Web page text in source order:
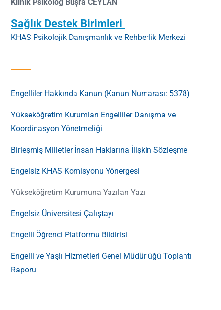
Klinik Psikolog Büşra CEYLAN
Sağlık Destek Birimleri
KHAS Psikolojik Danışmanlık ve Rehberlik Merkezi
Engelliler Hakkında Kanun (Kanun Numarası: 5378)
Yükseköğretim Kurumları Engelliler Danışma ve
Koordinasyon Yönetmeliği
Birleşmiş Milletler İnsan Haklarına İlişkin Sözleşme
Engelsiz KHAS Komisyonu Yönergesi
Yükseköğretim Kurumuna Yazılan Yazı
Engelsiz Üniversitesi Çalıştayı
Engelli Öğrenci Platformu Bildirisi
Engelli ve Yaşlı Hizmetleri Genel Müdürlüğü Toplantı
Raporu